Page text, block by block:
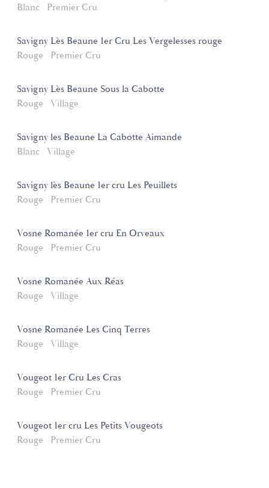
Blanc
Premier Cru
Savigny Lès Beaune 1er Cru Les Vergelesses rouge
Rouge
Premier Cru
Savigny Lès Beaune Sous la Cabotte
Rouge
Village
Savigny les Beaune La Cabotte Aimande
Blanc
Village
Savigny lès Beaune 1er cru Les Peuillets
Rouge
Premier Cru
Vosne Romanée 1er cru En Orveaux
Rouge
Premier Cru
Vosne Romanée Aux Réas
Rouge
Village
Vosne Romanée Les Cinq Terres
Rouge
Village
Vougeot 1er Cru Les Cras
Rouge
Premier Cru
Vougeot 1er cru Les Petits Vougeots
Rouge
Premier Cru